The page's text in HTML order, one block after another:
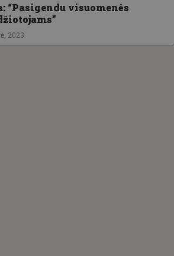
“Pasigendu visuomenės
2023